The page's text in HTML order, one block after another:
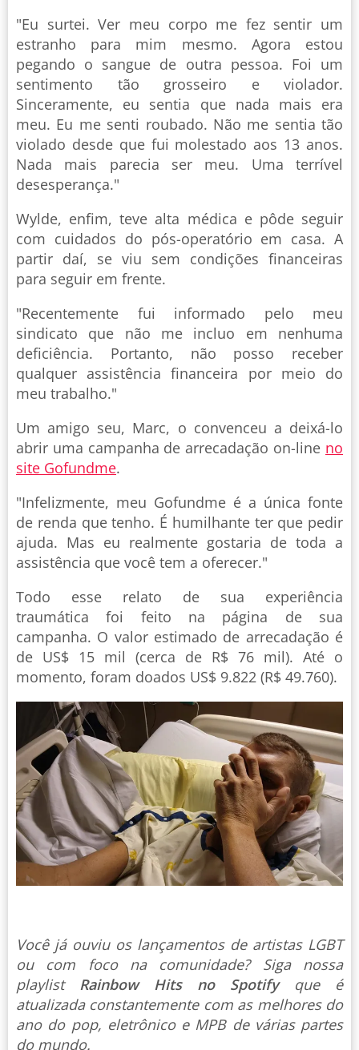
"Eu surtei. Ver meu corpo me fez sentir um
estranho para mim mesmo. Agora estou
pegando o sangue de outra pessoa. Foi um
sentimento tão grosseiro e violador.
Sinceramente, eu sentia que nada mais era
meu. Eu me senti roubado. Não me sentia tão
violado desde que fui molestado aos 13 anos.
Nada mais parecia ser meu. Uma terrível
desesperança."
Wylde, enfim, teve alta médica e pôde seguir
com cuidados do pós-operatório em casa. A
partir daí, se viu sem condições financeiras
para seguir em frente.
"Recentemente fui informado pelo meu
sindicato que não me incluo em nenhuma
deficiência. Portanto, não posso receber
qualquer assistência financeira por meio do
meu trabalho."
Um amigo seu, Marc, o convenceu a deixá-lo
abrir uma campanha de arrecadação on-line no
site Gofundme.
"Infelizmente, meu Gofundme é a única fonte
de renda que tenho. É humilhante ter que pedir
ajuda. Mas eu realmente gostaria de toda a
assistência que você tem a oferecer."
Todo esse relato de sua experiência
traumática foi feito na página de sua
campanha. O valor estimado de arrecadação é
de US$ 15 mil (cerca de R$ 76 mil). Até o
momento, foram doados US$ 9.822 (R$ 49.760).
Você já ouviu os lançamentos de artistas LGBT
ou com foco na comunidade? Siga nossa
playlist Rainbow Hits no Spotify que é
atualizada constantemente com as melhores do
ano do pop, eletrônico e MPB de várias partes
do mundo.